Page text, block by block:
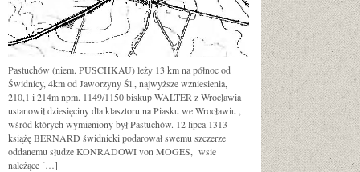
Pastuchów (niem. PUSCHKAU) leży 13 km na północ od
Świdnicy, 4km od Jaworzyny Śl., najwyższe wzniesienia,
210,1 i 214m npm. 1149/1150 biskup WALTER z Wrocławia
ustanowił dziesięciny dla klasztoru na Piasku we Wrocławiu ,
wśród których wymieniony był Pastuchów. 12 lipca 1313
książę BERNARD świdnicki podarował swemu szczerze
oddanemu słudze KONRADOWI von MOGES, wsie
należące […]